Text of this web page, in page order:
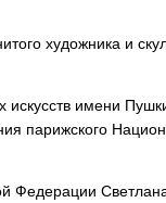
художника и
искусств имени
парижского
Федерации